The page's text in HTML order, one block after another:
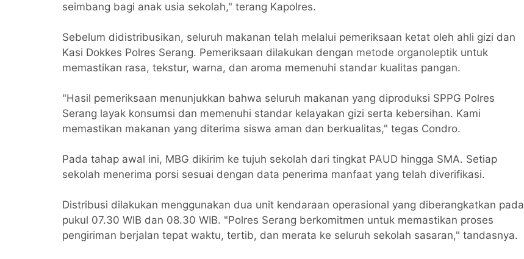
seimbang bagi anak usia sekolah," terang Kapolres.
Sebelum didistribusikan, seluruh makanan telah melalui pemeriksaan ketat oleh ahli gizi dan
Kasi Dokkes Polres Serang. Pemeriksaan dilakukan dengan metode organoleptik untuk
memastikan rasa, tekstur, warna, dan aroma memenuhi standar kualitas pangan.
"Hasil pemeriksaan menunjukkan bahwa seluruh makanan yang diproduksi SPPG Polres
Serang layak konsumsi dan memenuhi standar kelayakan gizi serta kebersihan. Kami
memastikan makanan yang diterima siswa aman dan berkualitas," tegas Condro.
Pada tahap awal ini, MBG dikirim ke tujuh sekolah dari tingkat PAUD hingga SMA. Setiap
sekolah menerima porsi sesuai dengan data penerima manfaat yang telah diverifikasi.
Distribusi dilakukan menggunakan dua unit kendaraan operasional yang diberangkatkan pada
pukul 07.30 WIB dan 08.30 WIB. "Polres Serang berkomitmen untuk memastikan proses
pengiriman berjalan tepat waktu, tertib, dan merata ke seluruh sekolah sasaran," tandasnya.